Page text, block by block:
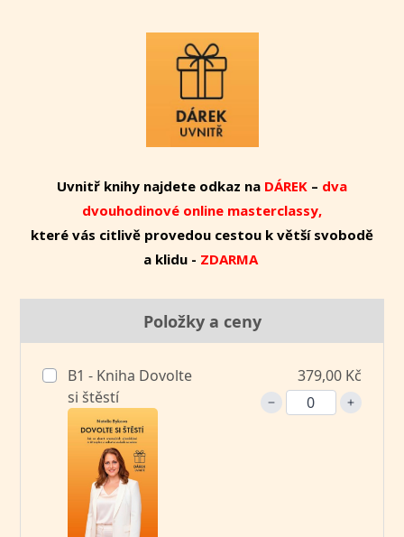
Uvnitř knihy najdete odkaz na DÁREK – dva
dvouhodinové online masterclassy,
které vás citlivě provedou cestou k větší svobodě
a klidu - ZDARMA
Položky a ceny
B1 - Kniha Dovolte
si štěstí
379,00 Kč